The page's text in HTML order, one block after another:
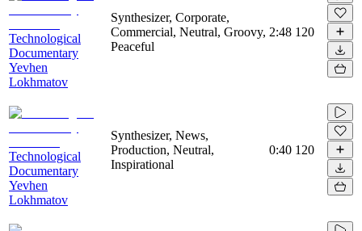
Technological
Documentary
Yevhen
Lokhmatov
Synthesizer, Corporate,
Commercial, Neutral, Groovy,
Peaceful
2:48 120
Technological
Documentary
Yevhen
Lokhmatov
Synthesizer, News,
Production, Neutral,
Inspirational
0:40 120